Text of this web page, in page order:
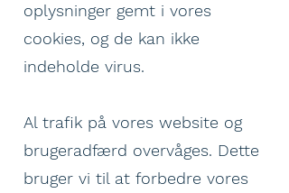
oplysninger gemt i vores
cookies, og de kan ikke
indeholde virus.
Al trafik på vores website og
brugeradfærd overvåges. Dette
bruger vi til at forbedre vores